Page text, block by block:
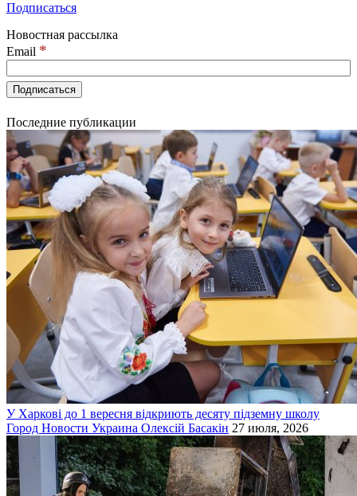
Подписаться
Новостная рассылка
Email *
Последние публикации
У Харкові до 1 вересня відкриють десяту підземну школу
Город Новости Украина Олексій Басакін 27 июля, 2026